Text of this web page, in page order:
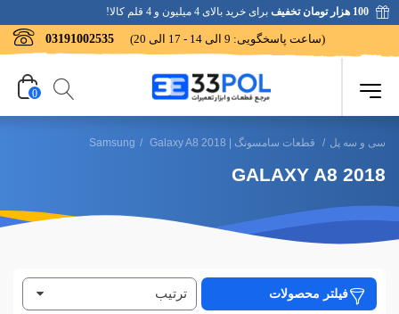
100 هزار تومان تخفیف برای خرید بالای 4 میلیون و 4 قلم کالا!
03191002535 (ساعت پاسخگویی: 9 الی 14 - 17 الی 20)
0
سی و سه پل / قطعات سامسونگ | Samsung / Galaxy A8 2018
GALAXY A8 2018
فیلتر براساس رنگ
فیلتر محصولات ترتیب